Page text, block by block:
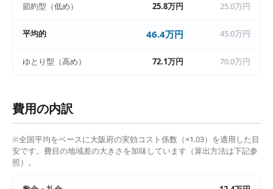
節約型（低め） 25.8万円 25.0万円
平均的 46.4万円 45.0万円
ゆとり型（高め） 72.1万円 70.0万円
費用の内訳
※全国平均をベースに大阪府の実効コスト係数（×1.03）を適用した目
安です。費目の地域差の大きさを加味しています（算出方法は下記参
照）。